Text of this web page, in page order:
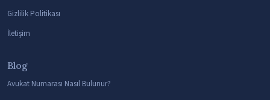
Gizlilik Politikası
İletişim
Blog
Avukat Numarası Nasıl Bulunur?